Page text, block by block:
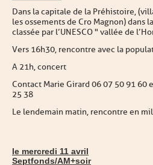
Dans la capitale de la Préhistoire,
les ossements de Cro Magnon) dans
classée par l’UNESCO " vallée de
Vers 16h30, rencontre avec la
A 21h, concert
Contact Marie Girard 06 07 50 91 60
25 38
Le lendemain matin, rencontre en
le mercredi 11 avril
Septfonds/AM+soir